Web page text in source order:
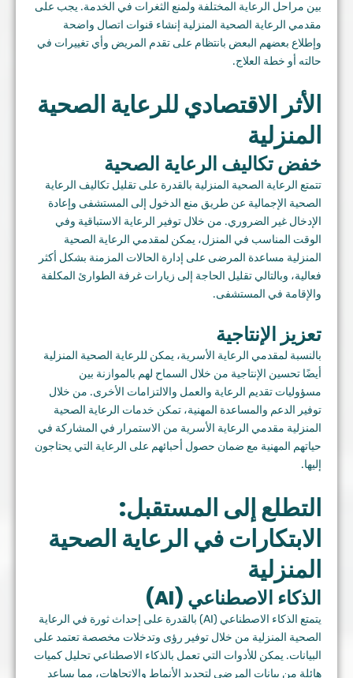
بين مراحل الرعاية المختلفة ولمنع الثغرات في الخدمة. يجب على
مقدمي الرعاية الصحية المنزلية إنشاء قنوات اتصال واضحة
وإطلاع بعضهم البعض بانتظام على تقدم المريض وأي تغييرات في
حالته أو خطة العلاج.
الأثر الاقتصادي للرعاية الصحية
المنزلية
خفض تكاليف الرعاية الصحية
تتمتع الرعاية الصحية المنزلية بالقدرة على تقليل تكاليف الرعاية
الصحية الإجمالية عن طريق منع الدخول إلى المستشفى وإعادة
الإدخال غير الضروري. من خلال توفير الرعاية الاستباقية وفي
الوقت المناسب في المنزل، يمكن لمقدمي الرعاية الصحية
المنزلية مساعدة المرضى على إدارة الحالات المزمنة بشكل أكثر
فعالية، وبالتالي تقليل الحاجة إلى زيارات غرفة الطوارئ المكلفة
والإقامة في المستشفى.
تعزيز الإنتاجية
بالنسبة لمقدمي الرعاية الأسرية، يمكن للرعاية الصحية المنزلية
أيضًا تحسين الإنتاجية من خلال السماح لهم بالموازنة بين
مسؤوليات تقديم الرعاية والعمل والالتزامات الأخرى. من خلال
توفير الدعم والمساعدة المهنية، تمكن خدمات الرعاية الصحية
المنزلية مقدمي الرعاية الأسرية من الاستمرار في المشاركة في
حياتهم المهنية مع ضمان حصول أحبائهم على الرعاية التي يحتاجون
إليها.
التطلع إلى المستقبل:
الابتكارات في الرعاية الصحية
المنزلية
الذكاء الاصطناعي (AI)
يتمتع الذكاء الاصطناعي (AI) بالقدرة على إحداث ثورة في الرعاية
الصحية المنزلية من خلال توفير رؤى وتدخلات مخصصة تعتمد على
البيانات. يمكن للأدوات التي تعمل بالذكاء الاصطناعي تحليل كميات
هائلة من بيانات المرضى لتحديد الأنماط والاتجاهات، مما يساعد